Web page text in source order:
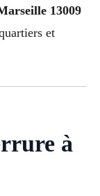
13009
et
à